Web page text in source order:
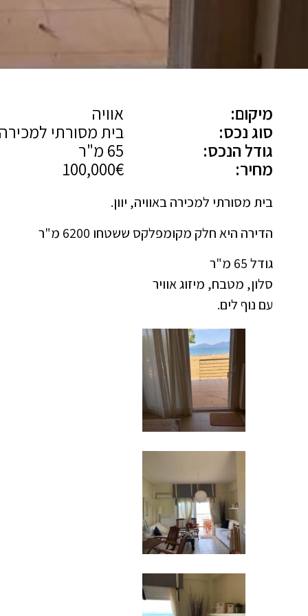
מיקום:
אוויה
סוג נכס:
בית מסורתי
גודל הנכס:
מחיר:
100,000€
בית מסורתי למכירה באוויה, יוון.
הדירה היא חלק מקומפלקס ששטחו 6200 מ"ר
גודל 65 מ"ר
סלון, מטבח, מיזוג אוויר
עם נוף לים.